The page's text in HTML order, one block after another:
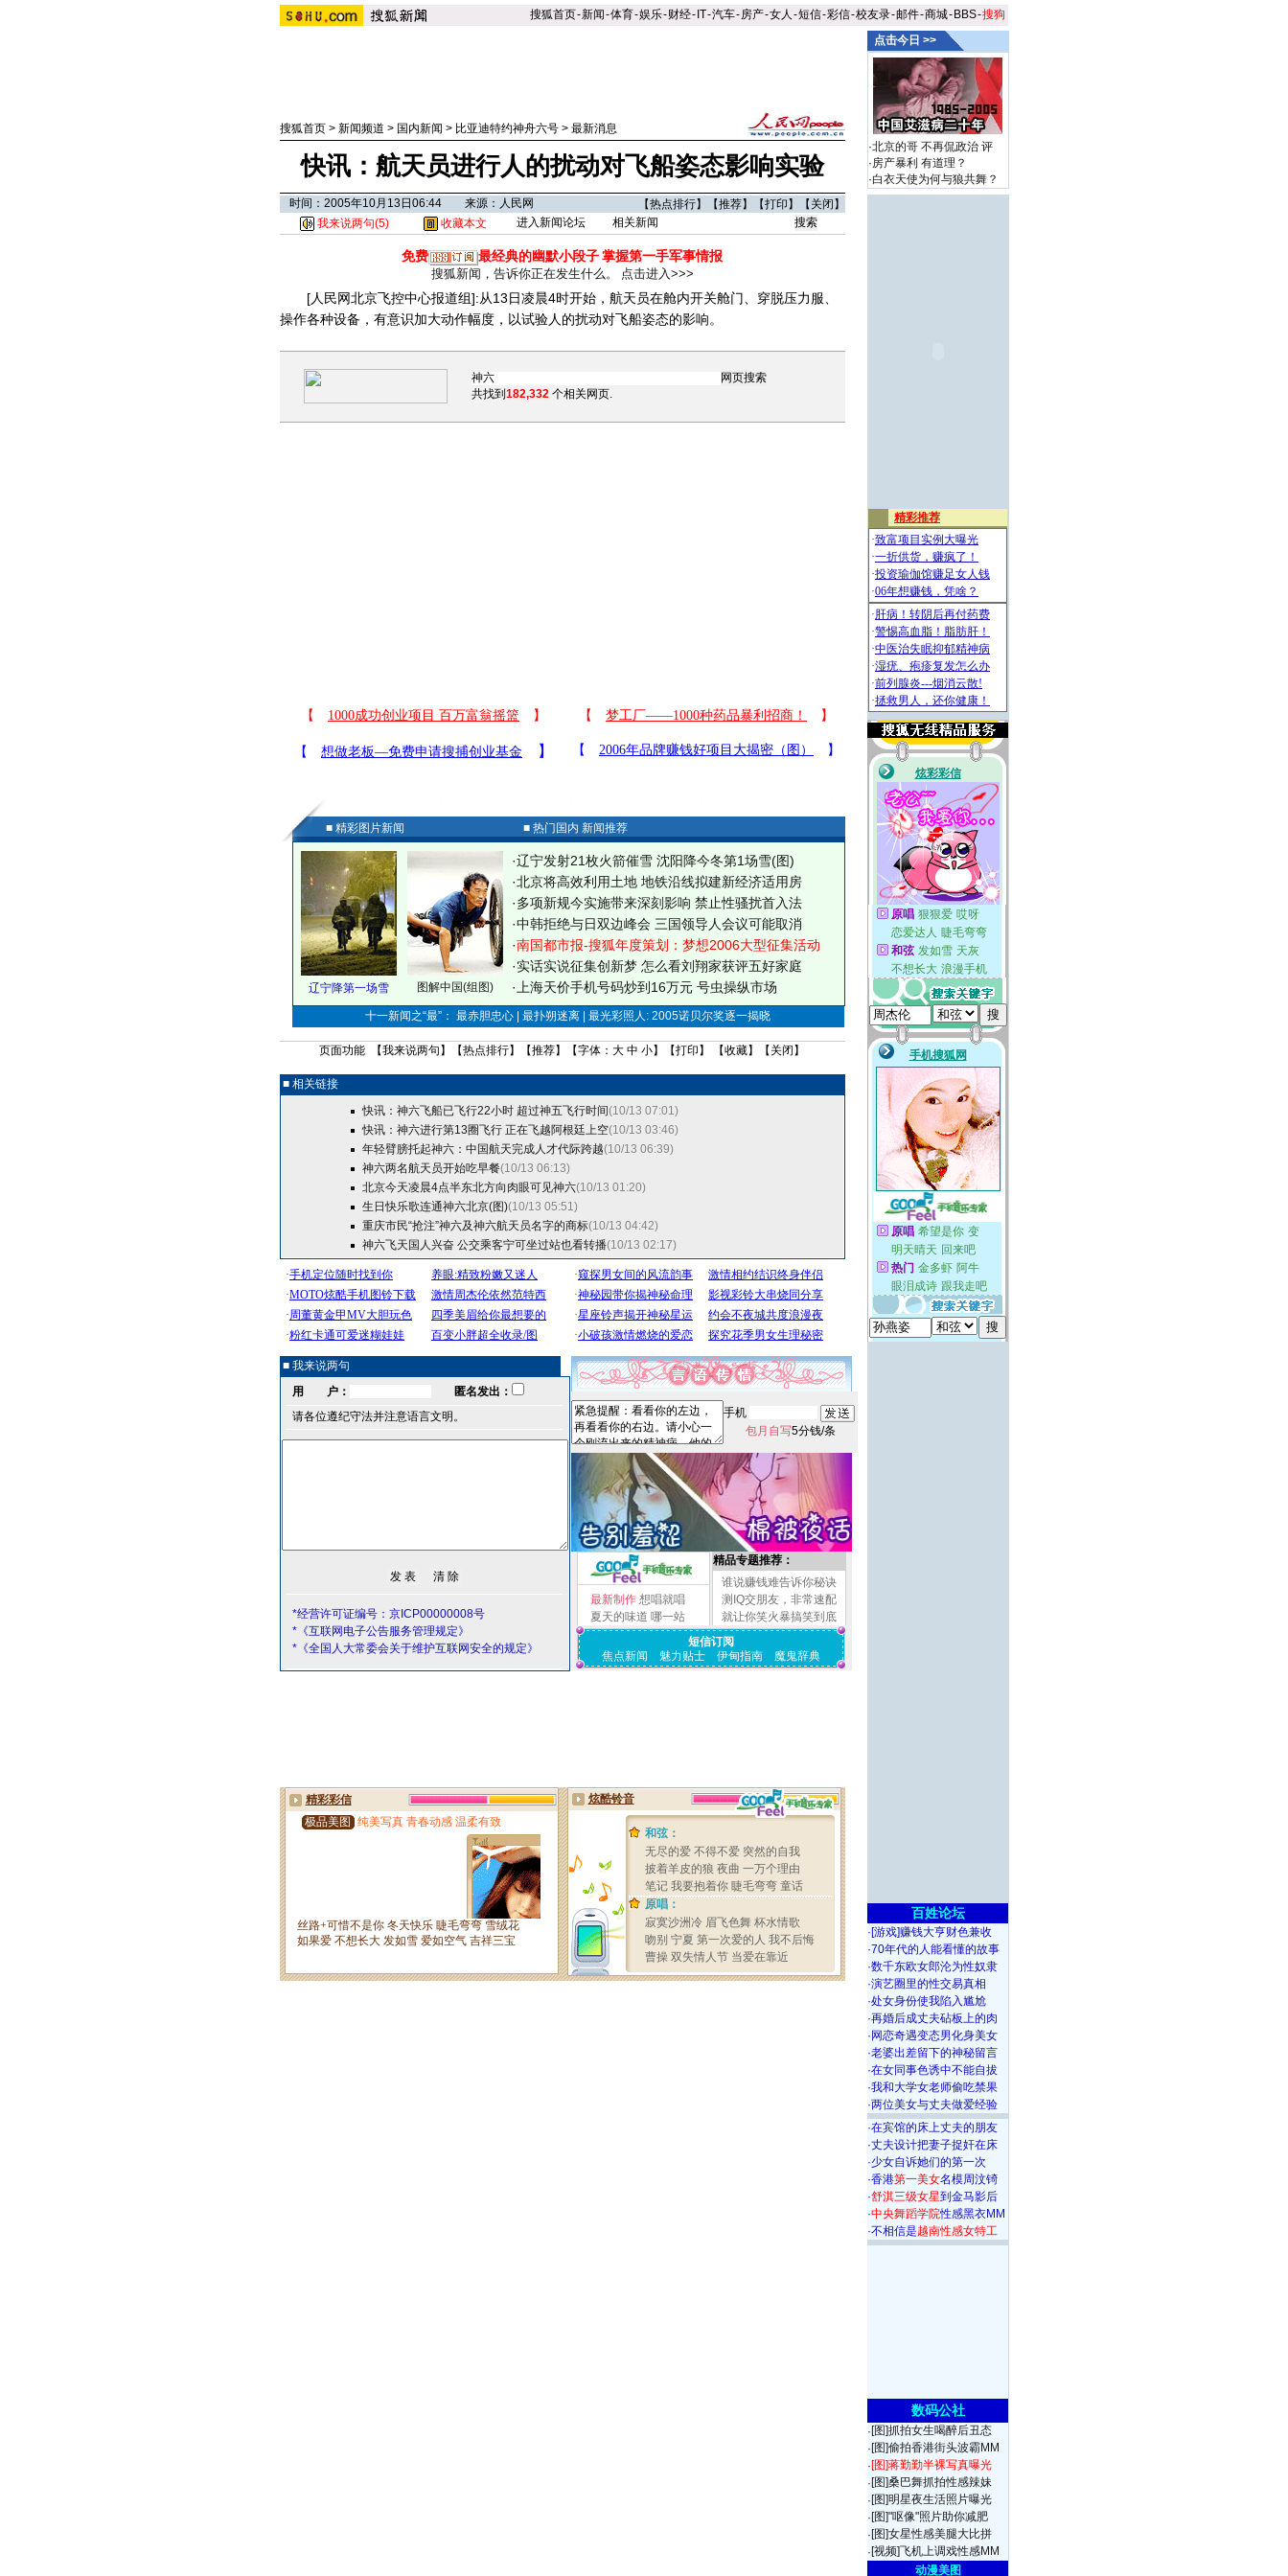
搜狐首页-新闻-体育-娱乐-财经- IT-汽车-房产-女人 -短信-彩信-校友录-邮件-商城- BBS-搜狗
搜狐首页> 新闻频道 > 国内新闻 > 比亚迪特约神舟六号> 最新消息
快讯：航天员进行人的扰动对飞船姿态影响实验
时间：2005年10月13日06:44 来源：人民网 【热点排行】【推荐】【打印 】【 关闭 】
我来说两句(5) 收藏本文 进入新闻论坛 相关新闻
免费 最经典的幽默小段子掌握第一手军事情报
搜狐新闻，告诉你正在发生什么。 点击进入>>>
[人民网北京飞控中心报道组]:从13日凌晨4时开始，航天员在舱内开关舱门、穿脱压力服、
操作各种设备，有意识加大动作幅度，以试验人的扰动对飞船姿态的影响。
共找到 182,332 个相关网页.
■ 精彩图片新闻 ■ 热门国内 新闻推荐
辽宁降第一场雪 图解中国(组图)
·辽宁发射21枚火箭催雪 沈阳降今冬第1场雪(图)
·北京将高效利用土地 地铁沿线拟建新经济适用房
·多项新规今实施带来深刻影响 禁止性骚扰首入法
·中韩拒绝与日双边峰会 三国领导人会议可能取消
·南国都市报-搜狐年度策划：梦想2006大型征集活动
·实话实说征集创新梦 怎么看刘翔家获评五好家庭
· 上海天价手机号码炒到16万元 号虫操纵市场
十一新闻之“最”： 最赤胆忠心 | 最扑朔迷离 | 最光彩照人: 2005诺贝尔奖逐一揭晓
页面功能 【我来说两句 】【热点排行】【推荐】【字体： 大 中 小】【打印 】 【收藏】【 关闭 】
■ 相关链接
快讯：神六飞船已飞行22小时 超过神五飞行时间(10/13 07:01)
快讯：神六进行第13圈飞行 正在飞越阿根廷上空(10/13 03:46)
年轻臂膀托起神六：中国航天完成人才代际跨越(10/13 06:39)
神六两名航天员开始吃早餐(10/13 06:13)
北京今天凌晨4点半东北方向肉眼可见神六(10/13 01:20)
生日快乐歌连通神六北京(图)(10/13 05:51)
重庆市民“抢注”神六及神六航天员名字的商标(10/13 04:42)
神六飞天国人兴奋 公交乘客宁可坐过站也看转播(10/13 02:17)
■ 我来说两句
用 户：
匿名发出：
请各位遵纪守法并注意语言文明。
*经营许可证编号：京ICP00000008号
*《互联网电子公告服务管理规定》
*《全国人大常委会关于维护互联网安全的规定》
手机
包月自写5分钱/条
最新制作 想唱就唱
夏天的味道 哪一站
精品专题推荐：
谁说赚钱难告诉你秘诀
测IQ交朋友，非常速配
就让你笑火暴搞笑到底
短信订阅
焦点新闻
魅力贴士 伊甸指南 魔鬼辞典
点击今日 >>
·北京的哥 不再侃政治 评
·房产暴利 有道理？
·白衣天使为何与狼共舞？
百姓论坛
· [游戏]赚钱大亨财色兼收
·70年代的人能看懂的故事
·数千东欧女郎沦为性奴隶
·演艺圈里的性交易真相
·处女身份使我陷入尴尬
·再婚后成丈夫砧板上的肉
· 网恋奇遇变态男化身美女
·老婆出差留下的神秘留言
·在女同事色诱中不能自拔
·我和大学女老师偷吃禁果
·两位美女与丈夫做爱经验
·在宾馆的床上丈夫的朋友
·丈夫设计把妻子捉奸在床
·少女自诉她们的第一次
·香港第一美女名模周汶锜
·舒淇三级女星到金马影后
·中央舞蹈学院性感黑衣MM
·不相信是越南性感女特工
数码公社
· [图]抓拍女生喝醉后丑态
· [图]偷拍香港街头波霸MM
·[图]蒋勤勤半裸写真曝光
· [图]桑巴舞抓拍性感辣妹
· [图]明星夜生活照片曝光
· [图]"呕像"照片助你减肥
· [图]女星性感美腿大比拼
· [视频]飞机上调戏性感MM
动漫美图